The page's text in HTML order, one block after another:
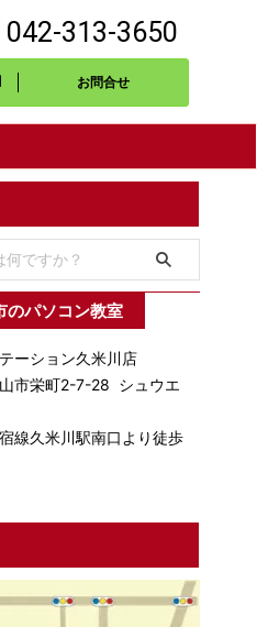
042-313-3650
お問合せ
のパソコン教室
ーション久米川店
市栄町2-7-28 シュウエ
線久米川駅南口より徒歩